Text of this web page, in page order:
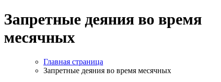
Запретные деяния во время
месячных
Главная страница
Запретные деяния во время месячных